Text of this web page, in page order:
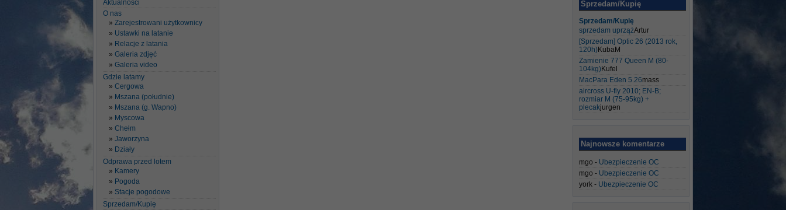
Aktualności
O nas
Zarejestrowani użytkownicy
Ustawki na latanie
Relacje z latania
Galeria zdjęć
Galeria video
Gdzie latamy
Cergowa
Mszana (południe)
Mszana (g. Wapno)
Myscowa
Chełm
Jaworzyna
Działy
Odprawa przed lotem
Kamery
Pogoda
Stacje pogodowe
Sprzedam/Kupię
Sprzedam/Kupię
Sprzedam/Kupię
sprzedam uprzążArtur
[Sprzedam] Optic 26 (2013 rok,
120h) KubaM
Zamienie 777 Queen M (80-
104kg) Kufel
MacPara Eden 5.26mass
aircross U-fly 2010; EN-B;
rozmiar M (75-95kg) +
plecakjurgen
Najnowsze komentarze
mgo - Ubezpieczenie OC
mgo - Ubezpieczenie OC
york - Ubezpieczenie OC